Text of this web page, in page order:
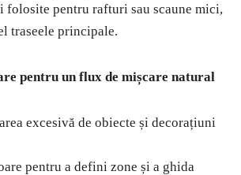
pentru rafturi sau scaune mici,
traseele principale.
pentru un flux de mișcare natural
excesivă de obiecte și decorațiuni
pentru a defini zone și a ghida